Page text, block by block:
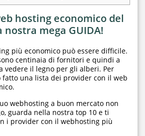
hosting economico del
nostra mega GUIDA!
più economico può essere difficile.
centinaia di fornitori e quindi a
vedere il legno per gli alberi. Per
una lista dei provider con il web
webhosting a buon mercato non
guarda nella nostra top 10 e ti
i provider con il webhosting più